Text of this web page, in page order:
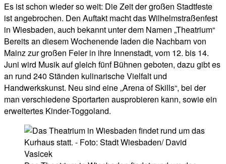
Es ist schon wieder so weit: Die Zeit der großen Stadtfeste
ist angebrochen. Den Auftakt macht das Wilhelmstraßenfest
in Wiesbaden, auch bekannt unter dem Namen „Theatrium“
Bereits an diesem Wochenende laden die Nachbarn von
Mainz zur großen Feier in ihre Innenstadt, vom 12. bis 14.
Juni wird Musik auf gleich fünf Bühnen geboten, dazu gibt es
an rund 240 Ständen kulinarische Vielfalt und
Handwerkskunst. Neu sind eine „Arena of Skills“, bei der
man verschiedene Sportarten ausprobieren kann, sowie ein
erweitertes Kinder-Toggoland.